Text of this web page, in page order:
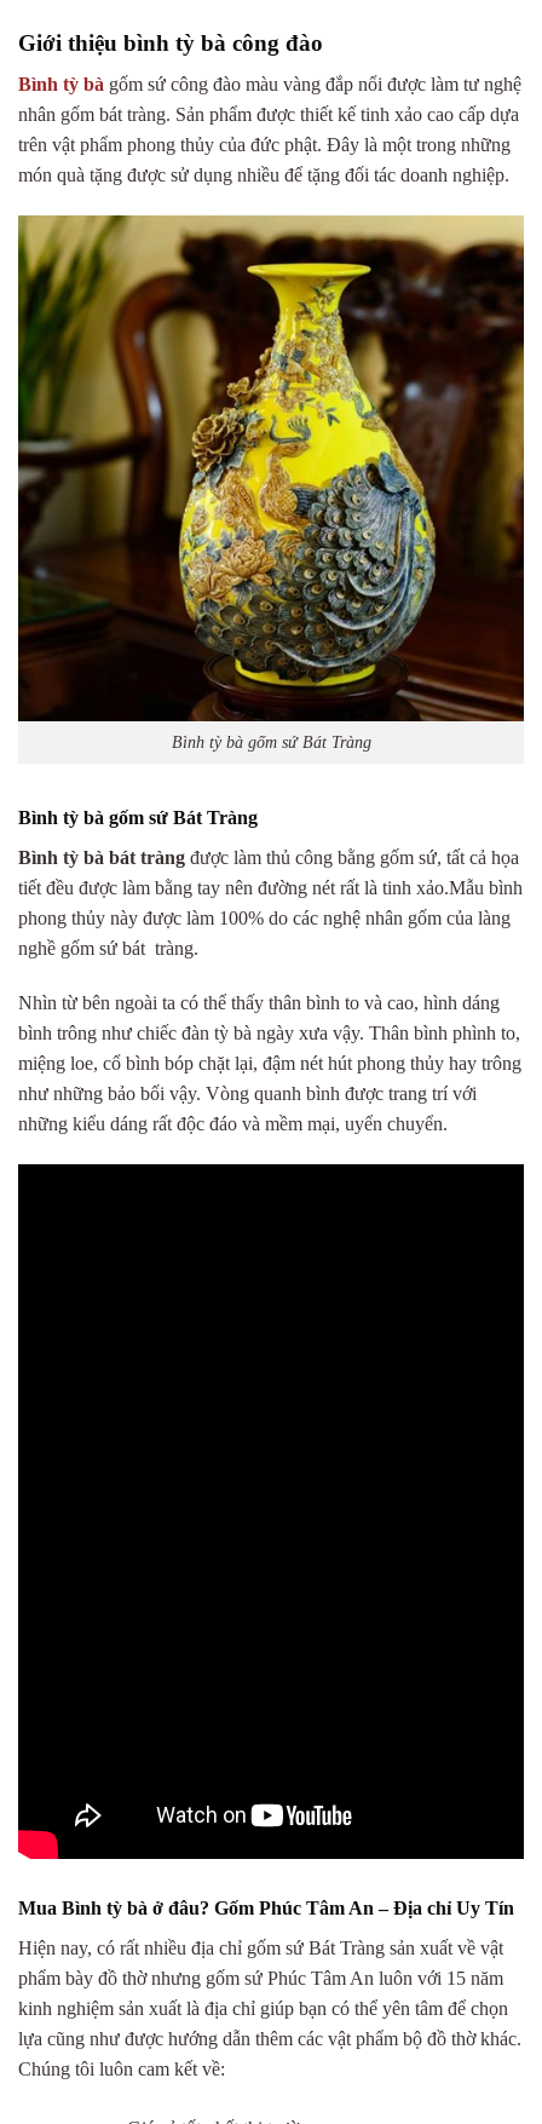
Giới thiệu bình tỳ bà công đào
Bình tỳ bà gốm sứ công đào màu vàng đắp nổi được làm tư nghệ
nhân gốm bát tràng. Sản phẩm được thiết kế tinh xảo cao cấp dựa
trên vật phẩm phong thủy của đức phật. Đây là một trong những
món quà tặng được sử dụng nhiều để tặng đối tác doanh nghiệp.
Bình tỳ bà gốm sứ Bát Tràng
Bình tỳ bà gốm sứ Bát Tràng
Bình tỳ bà bát tràng được làm thủ công bằng gốm sứ, tất cả họa
tiết đều được làm bằng tay nên đường nét rất là tinh xảo.Mẫu bình
phong thủy này được làm 100% do các nghệ nhân gốm của làng
nghề gốm sứ bát tràng.
Nhìn từ bên ngoài ta có thể thấy thân bình to và cao, hình dáng
bình trông như chiếc đàn tỳ bà ngày xưa vậy. Thân bình phình to,
miệng loe, cổ bình bóp chặt lại, đậm nét hút phong thủy hay trông
như những bảo bối vậy. Vòng quanh bình được trang trí với
những kiểu dáng rất độc đáo và mềm mại, uyển chuyển.
Mua Bình tỳ bà ở đâu? Gốm Phúc Tâm An – Địa chỉ Uy Tín
Hiện nay, có rất nhiều địa chỉ gốm sứ Bát Tràng sản xuất về vật
phẩm bày đồ thờ nhưng gốm sứ Phúc Tâm An luôn với 15 năm
kinh nghiệm sản xuất là địa chỉ giúp bạn có thể yên tâm để chọn
lựa cũng như được hướng dẫn thêm các vật phẩm bộ đồ thờ khác.
Chúng tôi luôn cam kết về: